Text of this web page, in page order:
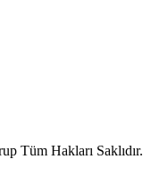
Tüm Hakları Saklıdır.